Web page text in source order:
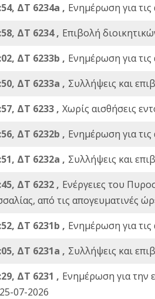
ΔΤ 6234a , Ενημέρωση για
ΔΤ 6234 , Eπιβολή
ΔΤ 6233b , Ενημέρωση για
ΔΤ 6233a , Συλλήψεις και
ΔΤ 6233 , Χωρίς αισθήσεις
ΔΤ 6232b , Ενημέρωση για
ΔΤ 6232a , Συλλήψεις και
ΔΤ 6232 , Ενέργειες του
από τις απογευματινές
ΔΤ 6231b , Ενημέρωση για
ΔΤ 6231a , Συλλήψεις και
ΔΤ 6231 , Ενημέρωση για την
07-2026